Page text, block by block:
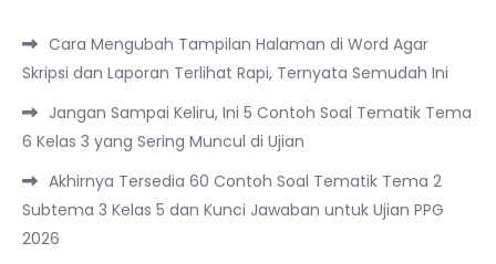
Cara Mengubah Tampilan Halaman di Word Agar
Skripsi dan Laporan Terlihat Rapi, Ternyata Semudah Ini
Jangan Sampai Keliru, Ini 5 Contoh Soal Tematik Tema
6 Kelas 3 yang Sering Muncul di Ujian
Akhirnya Tersedia 60 Contoh Soal Tematik Tema 2
Subtema 3 Kelas 5 dan Kunci Jawaban untuk Ujian PPG
2026